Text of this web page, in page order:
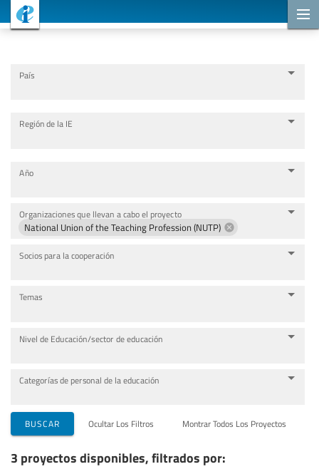
País
Región de la IE
Año
Organizaciones que llevan a cabo el proyecto
National Union of the Teaching Profession (NUTP)
Socios para la cooperación
Temas
Nivel de Educación/sector de educación
Categorías de personal de la educación
BUSCAR Ocultar Los Filtros Montrar Todos Los Proyectos
3 proyectos disponibles, filtrados por: